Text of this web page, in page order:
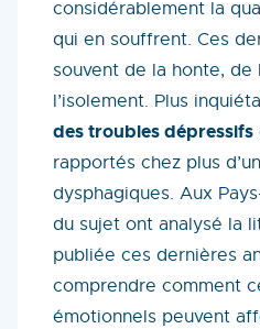
considérablement la
qui en souffrent. Ces
souvent de la honte, de
l’isolement. Plus
des troubles dépressifs
rapportés chez plus
dysphagiques. Aux
du sujet ont analysé la
publiée ces dernières
comprendre comment
émotionnels peuvent